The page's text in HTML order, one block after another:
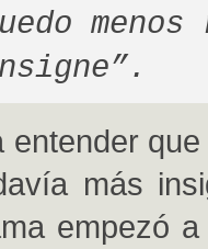
menos
entender
más
empezó